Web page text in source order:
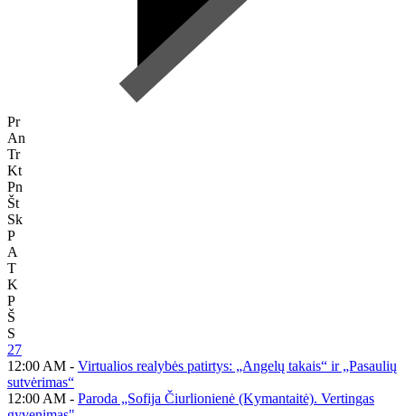
Pr
An
Tr
Kt
Pn
Št
Sk
P
A
T
K
P
Š
S
27
12:00 AM - Virtualios realybės patirtys: „Angelų takais“ ir „Pasaulių
sutvėrimas“
12:00 AM - Paroda „Sofija Čiurlionienė (Kymantaitė). Vertingas